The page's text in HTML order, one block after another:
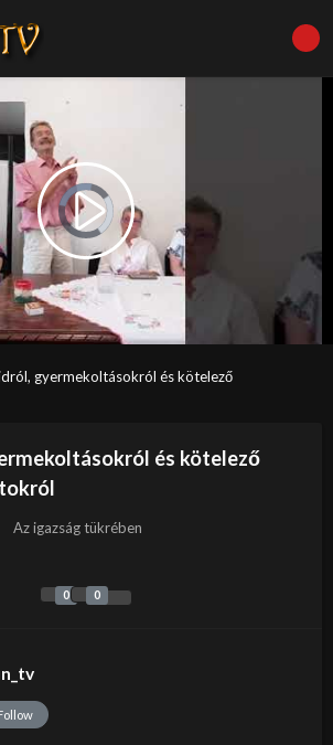
Video
Player
is
loading.Play
Video
gyermekoltásokról és kötelező
és kötelező
Az igazság tükrében
0 0